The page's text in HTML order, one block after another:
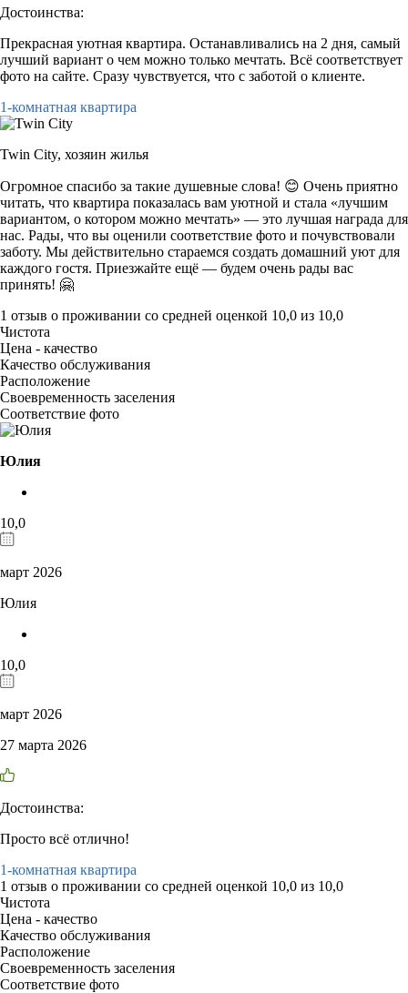
Достоинства:
Прекрасная уютная квартира. Останавливались на 2 дня, самый
лучший вариант о чем можно только мечтать. Всё соответствует
фото на сайте. Сразу чувствуется, что с заботой о клиенте.
1-комнатная квартира
Twin City, хозяин жилья
Огромное спасибо за такие душевные слова! 😊 Очень приятно
читать, что квартира показалась вам уютной и стала «лучшим
вариантом, о котором можно мечтать» — это лучшая награда для
нас. Рады, что вы оценили соответствие фото и почувствовали
заботу. Мы действительно стараемся создать домашний уют для
каждого гостя. Приезжайте ещё — будем очень рады вас
принять! 🤗
1 отзыв о проживании со средней оценкой 10,0 из 10,0
Чистота
Цена - качество
Качество обслуживания
Расположение
Своевременность заселения
Соответствие фото
Юлия
10,0
март 2026
Юлия
10,0
март 2026
27 марта 2026
Достоинства:
Просто всё отлично!
1-комнатная квартира
1 отзыв о проживании со средней оценкой 10,0 из 10,0
Чистота
Цена - качество
Качество обслуживания
Расположение
Своевременность заселения
Соответствие фото